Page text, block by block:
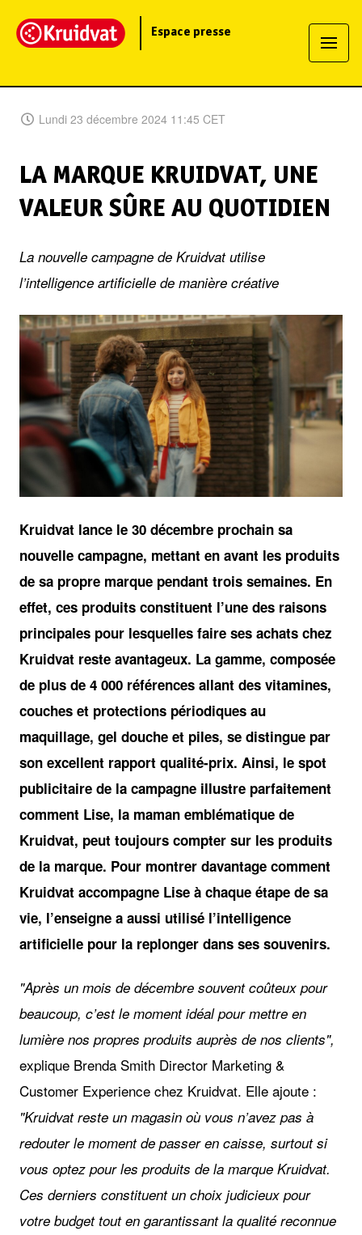
Espace presse
Lundi 23 décembre 2024 11:45 CET
LA MARQUE KRUIDVAT, UNE
VALEUR SÛRE AU QUOTIDIEN
La nouvelle campagne de Kruidvat utilise
l’intelligence artificielle de manière créative
JPG
Kruidvat lance le 30 décembre prochain sa
nouvelle campagne, mettant en avant les produits
de sa propre marque pendant trois semaines. En
effet, ces produits constituent l’une des raisons
principales pour lesquelles faire ses achats chez
Kruidvat reste avantageux. La gamme, composée
de plus de 4 000 références allant des vitamines,
couches et protections périodiques au
maquillage, gel douche et piles, se distingue par
son excellent rapport qualité-prix. Ainsi, le spot
publicitaire de la campagne illustre parfaitement
comment Lise, la maman emblématique de
Kruidvat, peut toujours compter sur les produits
de la marque. Pour montrer davantage comment
Kruidvat accompagne Lise à chaque étape de sa
vie, l’enseigne a aussi utilisé l’intelligence
artificielle pour la replonger dans ses souvenirs.
"Après un mois de décembre souvent coûteux pour
beaucoup, c’est le moment idéal pour mettre en
lumière nos propres produits auprès de nos clients",
explique Brenda Smith Director Marketing &
Customer Experience chez Kruidvat. Elle ajoute :
"Kruidvat reste un magasin où vous n’avez pas à
redouter le moment de passer en caisse, surtout si
vous optez pour les produits de la marque Kruidvat.
Ces derniers constituent un choix judicieux pour
votre budget tout en garantissant la qualité reconnue